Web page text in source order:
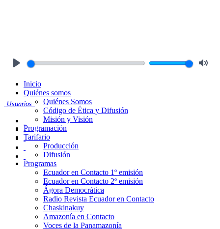
Usuarios
Inicio
Quiénes somos
Quiénes Somos
Código de Ética y Difusión
Misión y Visión
Programación
Tarifario
Producción
Difusión
Programas
Ecuador en Contacto 1º emisión
Ecuador en Contacto 2º emisión
Ágora Democrática
Radio Revista Ecuador en Contacto
Chaskinakuy
Amazonía en Contacto
Voces de la Panamazonía